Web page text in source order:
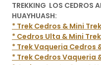
TREKKING LOS CEDROS
HUAYHUASH:
* Trek Cedros & Mini
* Cedros Ulta & Mini
* Trek Vaqueria Cedros
* Trek Cedros Vaqueria